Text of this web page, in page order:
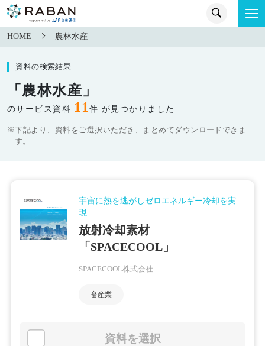
HOME 農林水産
資料の検索結果
「農林水産」
のサービス資料 11件 が見つかりました
※下記より、資料をご選択いただき、まとめてダウンロードできま
す。
宇宙に熱を逃がしゼロエネルギー冷却を実
現
放射冷却素材
「SPACECOOL」
SPACECOOL株式会社
畜産業
資料を選択